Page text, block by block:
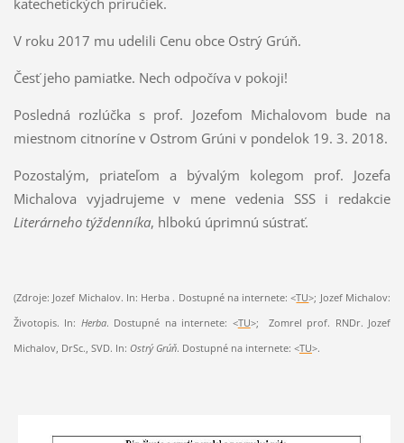
katechetických príručiek.
V roku 2017 mu udelili Cenu obce Ostrý Grúň.
Česť jeho pamiatke. Nech odpočíva v pokoji!
Posledná rozlúčka s prof. Jozefom Michalovom bude na
miestnom citnoríne v Ostrom Grúni v pondelok 19. 3. 2018.
Pozostalým, priateľom a bývalým kolegom prof. Jozefa
Michalova vyjadrujeme v mene vedenia SSS i redakcie
Literárneho týždenníka, hlbokú úprimnú sústrať.
(Zdroje: Jozef Michalov. In: Herba . Dostupné na internete: <TU>; Jozef Michalov:
Životopis. In: Herba. Dostupné na internete: <TU>; Zomrel prof. RNDr. Jozef
Michalov, DrSc., SVD. In: Ostrý Grúň. Dostupné na internete: <TU>.